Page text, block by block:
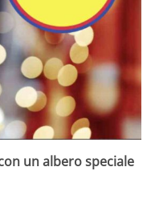
un albero speciale